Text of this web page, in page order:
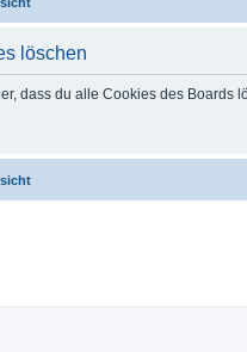
löschen
dass du alle Cookies des Boards